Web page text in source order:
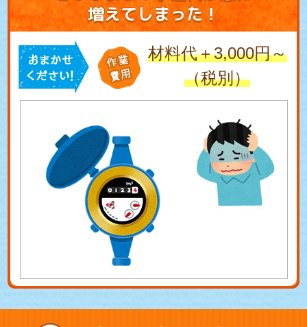
増えてしまった！
材料代＋3,000円～
（税別）